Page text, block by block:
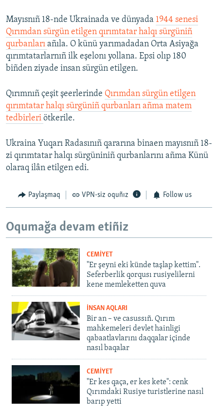
Mayısnıñ 18-nde Ukrainada ve dünyada 1944 senesi
Qırımdan sürgün etilgen qırımtatar halqı sürgüniñ
qurbanları añıla. O künü yarımadadan Orta Asiyağa
qırımtatarlarnıñ ilk eşelonı yollana. Epsi olıp 180
biñden ziyade insan sürgün etilgen.
Qırımnıñ çeşit şeerlerinde Qırımdan sürgün etilgen
qırımtatar halqı sürgüniñ qurbanları añma matem
tedbirleri ötkerile.
Ukraina Yuqarı Radasınıñ qararına binaen mayısnıñ 18-
zi qırımtatar halqı sürgüniniñ qurbanlarını añma Künü
olaraq ilân etilgen edi.
Paylaşmaq VPN-siz oquñız Follow us
Oqumağa devam etiñiz
CEMİYET
"Er şeyni eki künde taşlap kettim".
Seferberlik qorqusı rusiyelilerni
kene memleketten quva
İNSAN AQLARI
Bir an – ve casussıñ. Qırım
mahkemeleri devlet hainligi
qabaatlavlarını daqqalar içinde
nasıl baqalar
CEMİYET
"Er kes qaça, er kes kete": cenk
Qırımdaki Rusiye turistlerine nasıl
barıp yetti